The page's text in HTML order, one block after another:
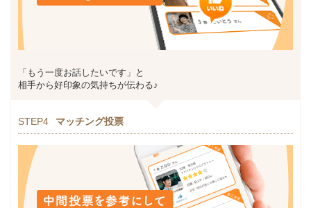
「もう一度お話したいです」と
相手から好印象の気持ちが伝わる♪
STEP4 マッチング投票